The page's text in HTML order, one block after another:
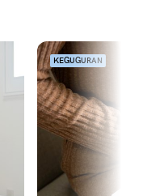
KEGUGURAN